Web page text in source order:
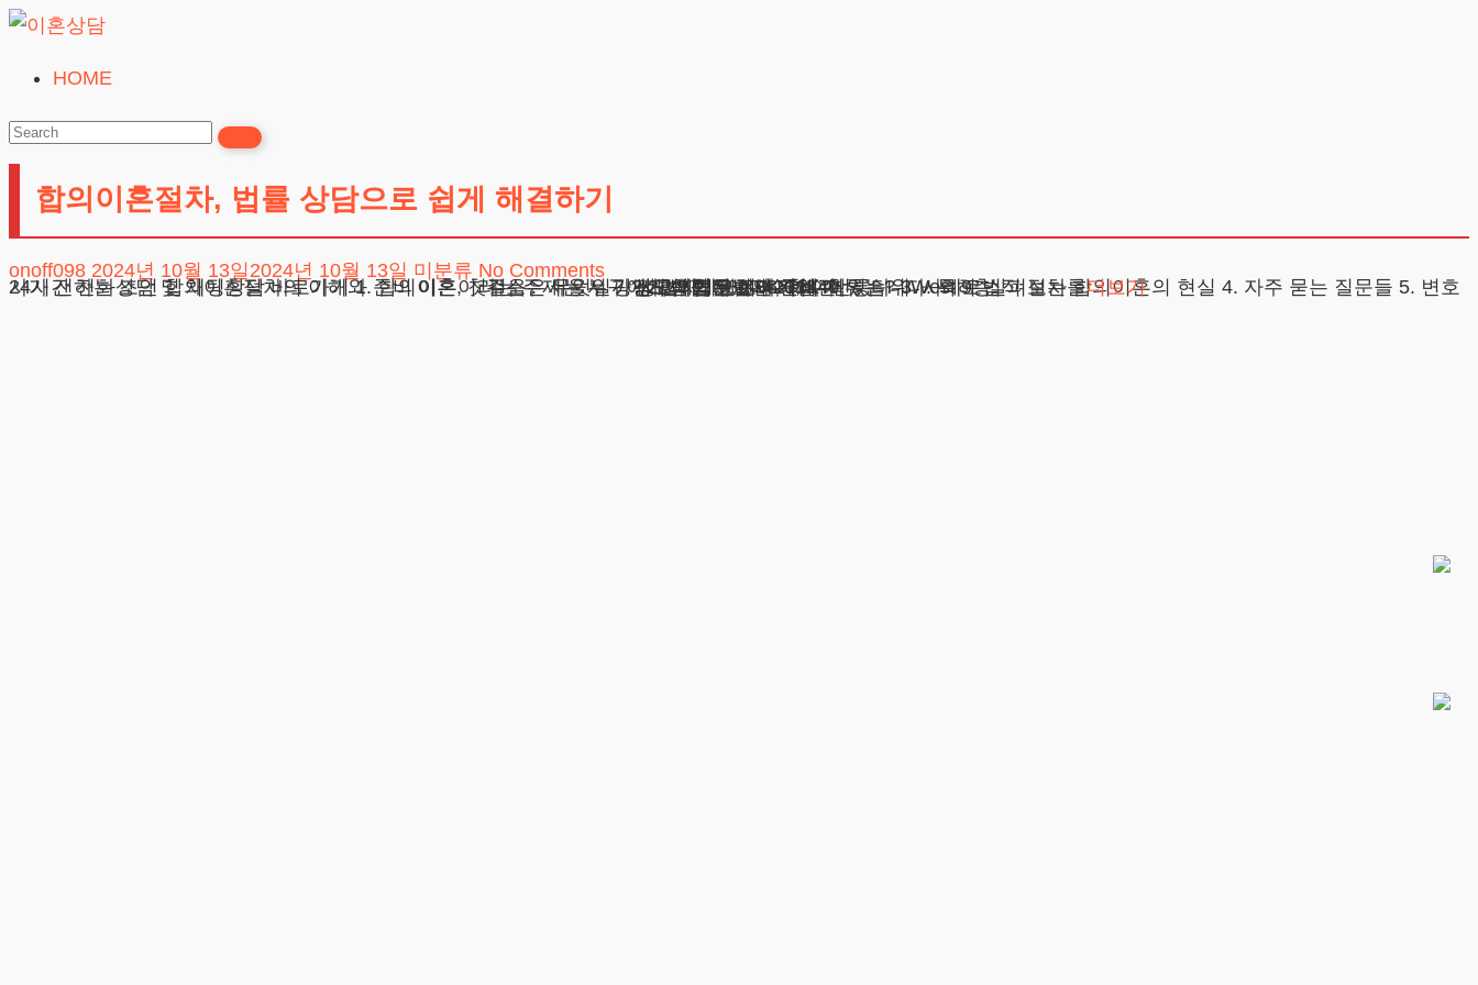
Skip
content
혼
상
24시간365일
HOME
합의이혼절차, 법률 상담으로 쉽게 해결하기
onoff098 2024년 10월 13일 2024년 10월 13일 미분류 No Comments
24시간 전화상담 및 채팅상담 바로가기 1. 합의이혼, 첫걸음은 무엇일까? 2. 법적 요건과 준비 서류는? 3. 사례로 살펴보는 합의이혼의 현실 4. 자주 묻는 질문들 5. 변호사가 전하는 조언 합의이혼절차의 이해와 준비 이혼이라는 주제는 누구에게나 힘든 이야기일 수 있습니다. 특히 법적 절차를더보기
상호 : 법무법인 테헤란
사업자 : 589-86-01340
대표자 : 이수학
주소 : 서울시 강남구 테헤란로 420, KT선릉타워West 9층
광고책임변호사 : 이수학